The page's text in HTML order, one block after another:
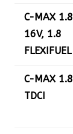
C-MAX 1.8
16V, 1.8
FLEXIFUEL
C-MAX 1.8
TDCI